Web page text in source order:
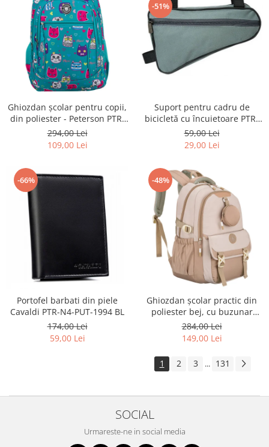
Ghiozdan școlar pentru copii,
din poliester - Peterson PTR-
PTN BIEDRONKA G28
294,00 Lei
109,00 Lei
-51%
Suport pentru cadru de
bicicletă cu încuietoare PTR-
AR-S-101
59,00 Lei
29,00 Lei
-66%
Portofel barbati din piele
Cavaldi PTR-N4-PUT-1994 BL
174,00 Lei
59,00 Lei
-48%
Ghiozdan școlar practic din
poliester bej, cu buzunar
suplimentar și spațiu pentru
o sticlă de apă - Peterson PTR-
PTN 8610-1341 BEIGE
284,00 Lei
149,00 Lei
1 2 3 ... 131
SOCIAL
Urmareste-ne in social media